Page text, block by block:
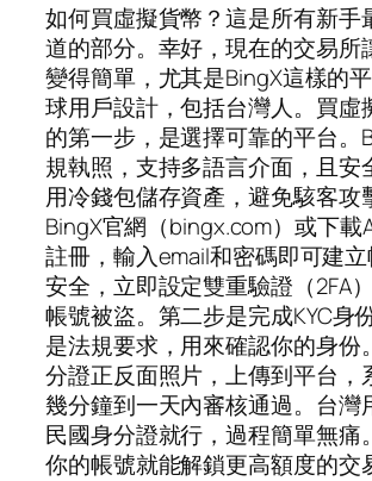
如何買虛擬貨幣？這是所有新手
道的部分。幸好，現在的交易所
變得簡單，尤其是BingX這樣的
球用戶設計，包括台灣人。買虛
的第一步，是選擇可靠的平台。
規執照，支持多語言介面，且安
用冷錢包儲存資產，避免駭客攻
BingX官網（bingx.com）或下載
註冊，輸入email和密碼即可建
安全，立即設定雙重驗證（2FA
帳號被盜。第二步是完成KYC身
是法規要求，用來確認你的身份
分證正反面照片，上傳到平台，
幾分鐘到一天內審核通過。台灣
民國身分證就行，過程簡單無痛
你的帳號就能解鎖更高額度的交